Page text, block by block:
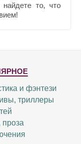
то, что
и фэнтези
триллеры